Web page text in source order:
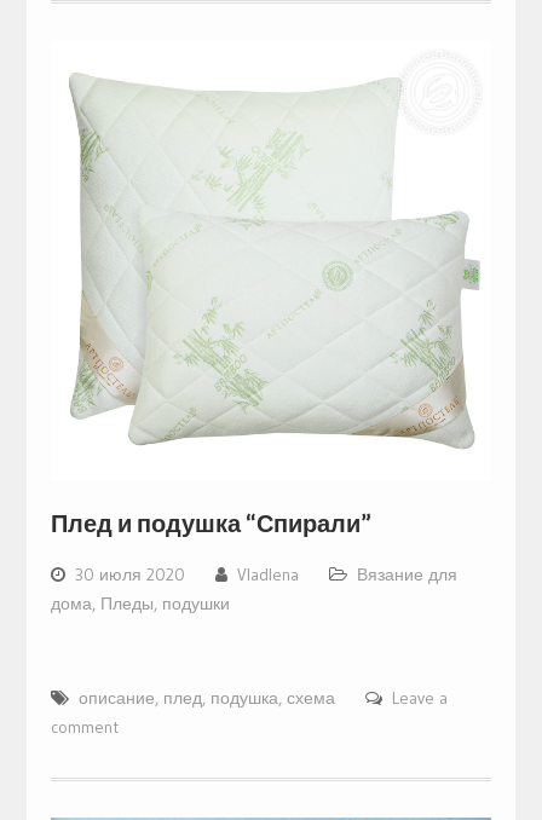
Плед и подушка “Спирали”
30 июля 2020 Vladlena
Вязание для
дома, Пледы, подушки
описание, плед, подушка, схема
Leave a
comment